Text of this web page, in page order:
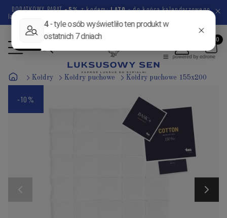
DODATKOWY RABAT-5%z kodem:LATO- do końca kalendarzowego
lata pozostało
Kołdry Kołdry puchowe Kołdry puchowe 155x200
-10%